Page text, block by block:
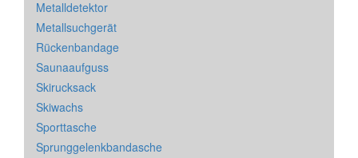
Metalldetektor
Metallsuchgerät
Rückenbandage
Saunaaufguss
Skirucksack
Skiwachs
Sporttasche
Sprunggelenkbandasche